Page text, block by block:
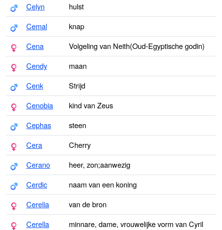
Celyn
hulst
Cemal
knap
Cena
Volgeling van Neith(Oud-Egyptische godin)
Cendy
maan
Cenk
Strijd
Cenobia
kind van Zeus
Cephas
steen
Cera
Cherry
Cerano
heer, zon;aanwezig
Cerdic
naam van een koning
Cerelia
van de bron
Cerella
minnare, dame, vrouwelijke vorm van Cyril